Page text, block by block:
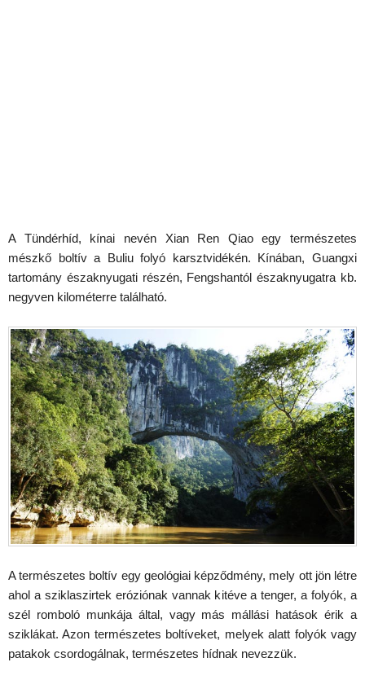
A Tündérhíd, kínai nevén Xian Ren Qiao egy természetes
mészkő boltív a Buliu folyó karsztvidékén. Kínában, Guangxi
tartomány északnyugati részén, Fengshantól északnyugatra kb.
negyven kilométerre található.
A természetes boltív egy geológiai képződmény, mely ott jön létre
ahol a sziklaszirtek eróziónak vannak kitéve a tenger, a folyók, a
szél romboló munkája által, vagy más mállási hatások érik a
sziklákat. Azon természetes boltíveket, melyek alatt folyók vagy
patakok csordogálnak, természetes hídnak nevezzük.